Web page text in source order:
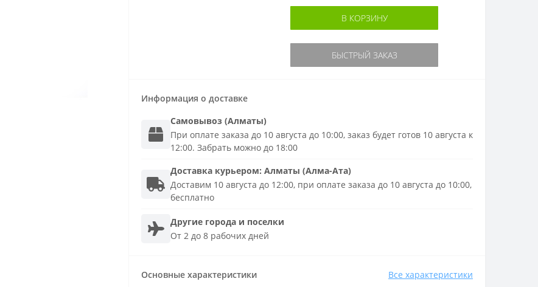
В КОРЗИНУ
БЫСТРЫЙ ЗАКАЗ
Информация о доставке
Самовывоз (Алматы)
При оплате заказа до 10 августа до 10:00, заказ будет готов 10 августа к
12:00. Забрать можно до 18:00
Доставка курьером: Алматы (Алма-Ата)
Доставим 10 августа до 12:00, при оплате заказа до 10 августа до 10:00,
бесплатно
Другие города и поселки
От 2 до 8 рабочих дней
Основные характеристики Все характеристики